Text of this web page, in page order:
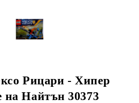
Рицари - Хипер
на Найтън 30373